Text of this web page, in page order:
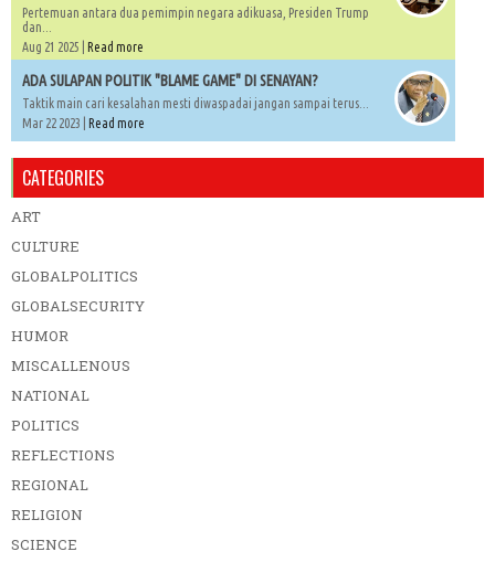
Pertemuan antara dua pemimpin negara adikuasa, Presiden Trump
dan...
Aug 21 2025 | Read more
ADA SULAPAN POLITIK "BLAME GAME" DI SENAYAN?
Taktik main cari kesalahan mesti diwaspadai jangan sampai terus...
Mar 22 2023 | Read more
CATEGORIES
ART
CULTURE
GLOBALPOLITICS
GLOBALSECURITY
HUMOR
MISCALLENOUS
NATIONAL
POLITICS
REFLECTIONS
REGIONAL
RELIGION
SCIENCE